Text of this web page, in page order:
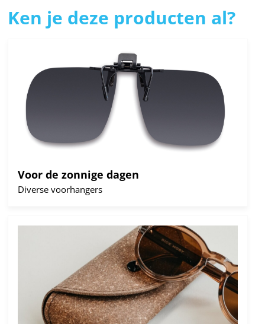
Ken je deze producten al?
Voor de zonnige dagen
Diverse voorhangers